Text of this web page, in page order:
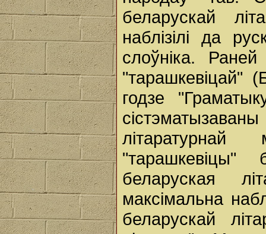
беларускай
наблізілі да
слоўніка.
"тарашкевіцай"
годзе
беларуская
максімальна
беларускай